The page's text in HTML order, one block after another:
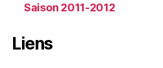
Saison 2011-2012
Liens